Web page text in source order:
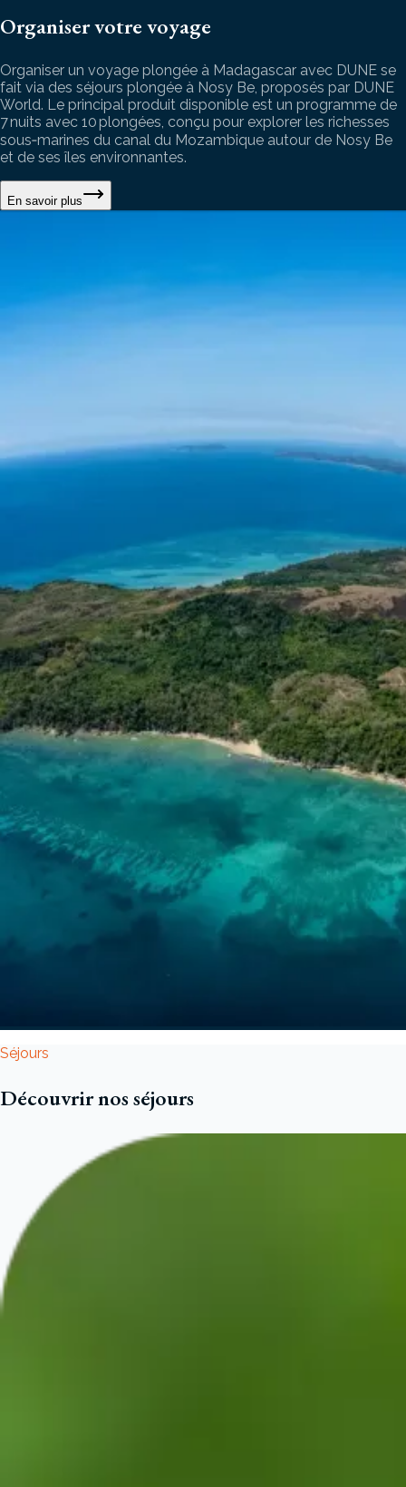
Organiser votre voyage
Organiser un voyage plongée à Madagascar avec DUNE se
fait via des séjours plongée à Nosy Be, proposés par DUNE
World. Le principal produit disponible est un programme de
7 nuits avec 10 plongées, conçu pour explorer les richesses
sous‑marines du canal du Mozambique autour de Nosy Be
et de ses îles environnantes.
En savoir plus
Séjours
Découvrir nos séjours